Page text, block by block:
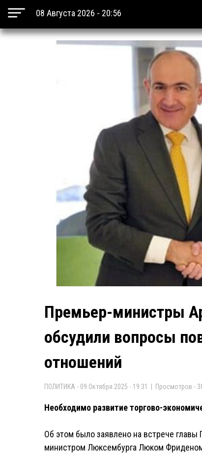
08 Августа 2026 - 20:56
Премьер-министры
обсудили вопросы
отношений
ПОЛИТИКА - 09 Октября 2025 - 19:31 | Просмотров -
Необходимо развитие торгово-
Об этом было заявлено на встрече
министром Люксембурга Люком